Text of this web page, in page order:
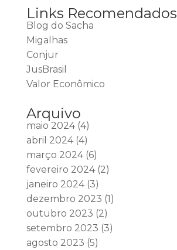
Links Recomendados
Blog do Sacha
Migalhas
Conjur
JusBrasil
Valor Econômico
Arquivo
maio 2024(4)
abril 2024(4)
março 2024(6)
fevereiro 2024(2)
janeiro 2024(3)
dezembro 2023 (1)
outubro 2023 (2)
setembro 2023 (3)
agosto 2023 (5)